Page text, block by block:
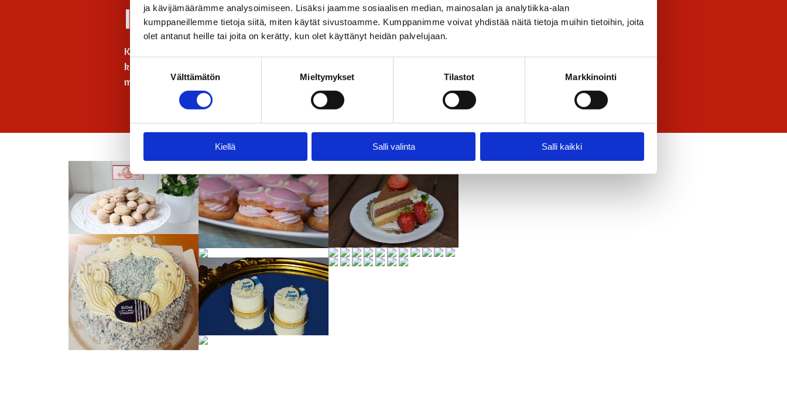
ja kävijämäärämme analysoimiseen. Lisäksi jaamme sosiaalisen median, mainosalan ja analytiikka-alan
kumppaneillemme tietoja siitä, miten käytät sivustoamme. Kumppanimme voivat yhdistää näitä tietoja muihin tietoihin, joita
olet antanut heille tai joita on kerätty, kun olet käyttänyt heidän palvelujaan.
Välttämätön Mieltymykset Tilastot Markkinointi
Kiellä Salli valinta Salli kaikki
Kuvagalleria
Kuvagalleriaan olemme koonneet kuvia herkullisista kakuistamme, sekä muista tuoreista leipomotuotteista. Gallerian
kautta pääset myös virtuaalimatkalle viihtyisiin kahviloihimme. Varoitus: kuvat aiheuttavat todistetusti
makeanhimoa ja suolaisennälkää, joten tervetuloa kahvilaamme nauttimaan!